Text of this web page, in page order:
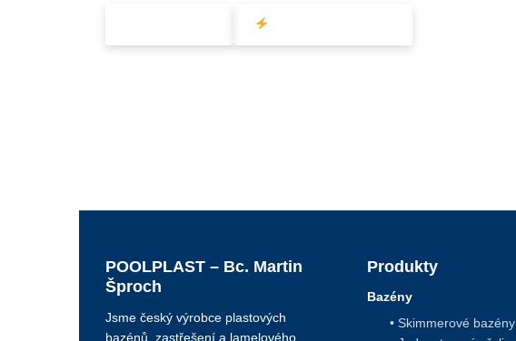
POOLPLAST – Bc. Martin
Šproch
Jsme český výrobce plastových
bazénů, zastřešení a lamelového
Produkty
Bazény
• Skimmerové bazény